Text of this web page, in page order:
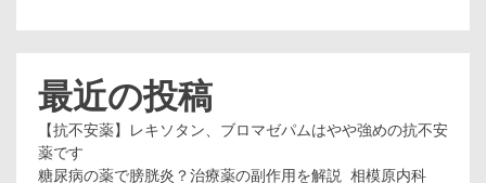
最近の投稿
【抗不安薬】レキソタン、ブロマゼパムはやや強めの抗不安
薬です
糖尿病の薬で膀胱炎？治療薬の副作用を解説_相模原内科